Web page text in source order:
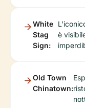
White
Stag
Sign:
è
Old Town
Chinatown: